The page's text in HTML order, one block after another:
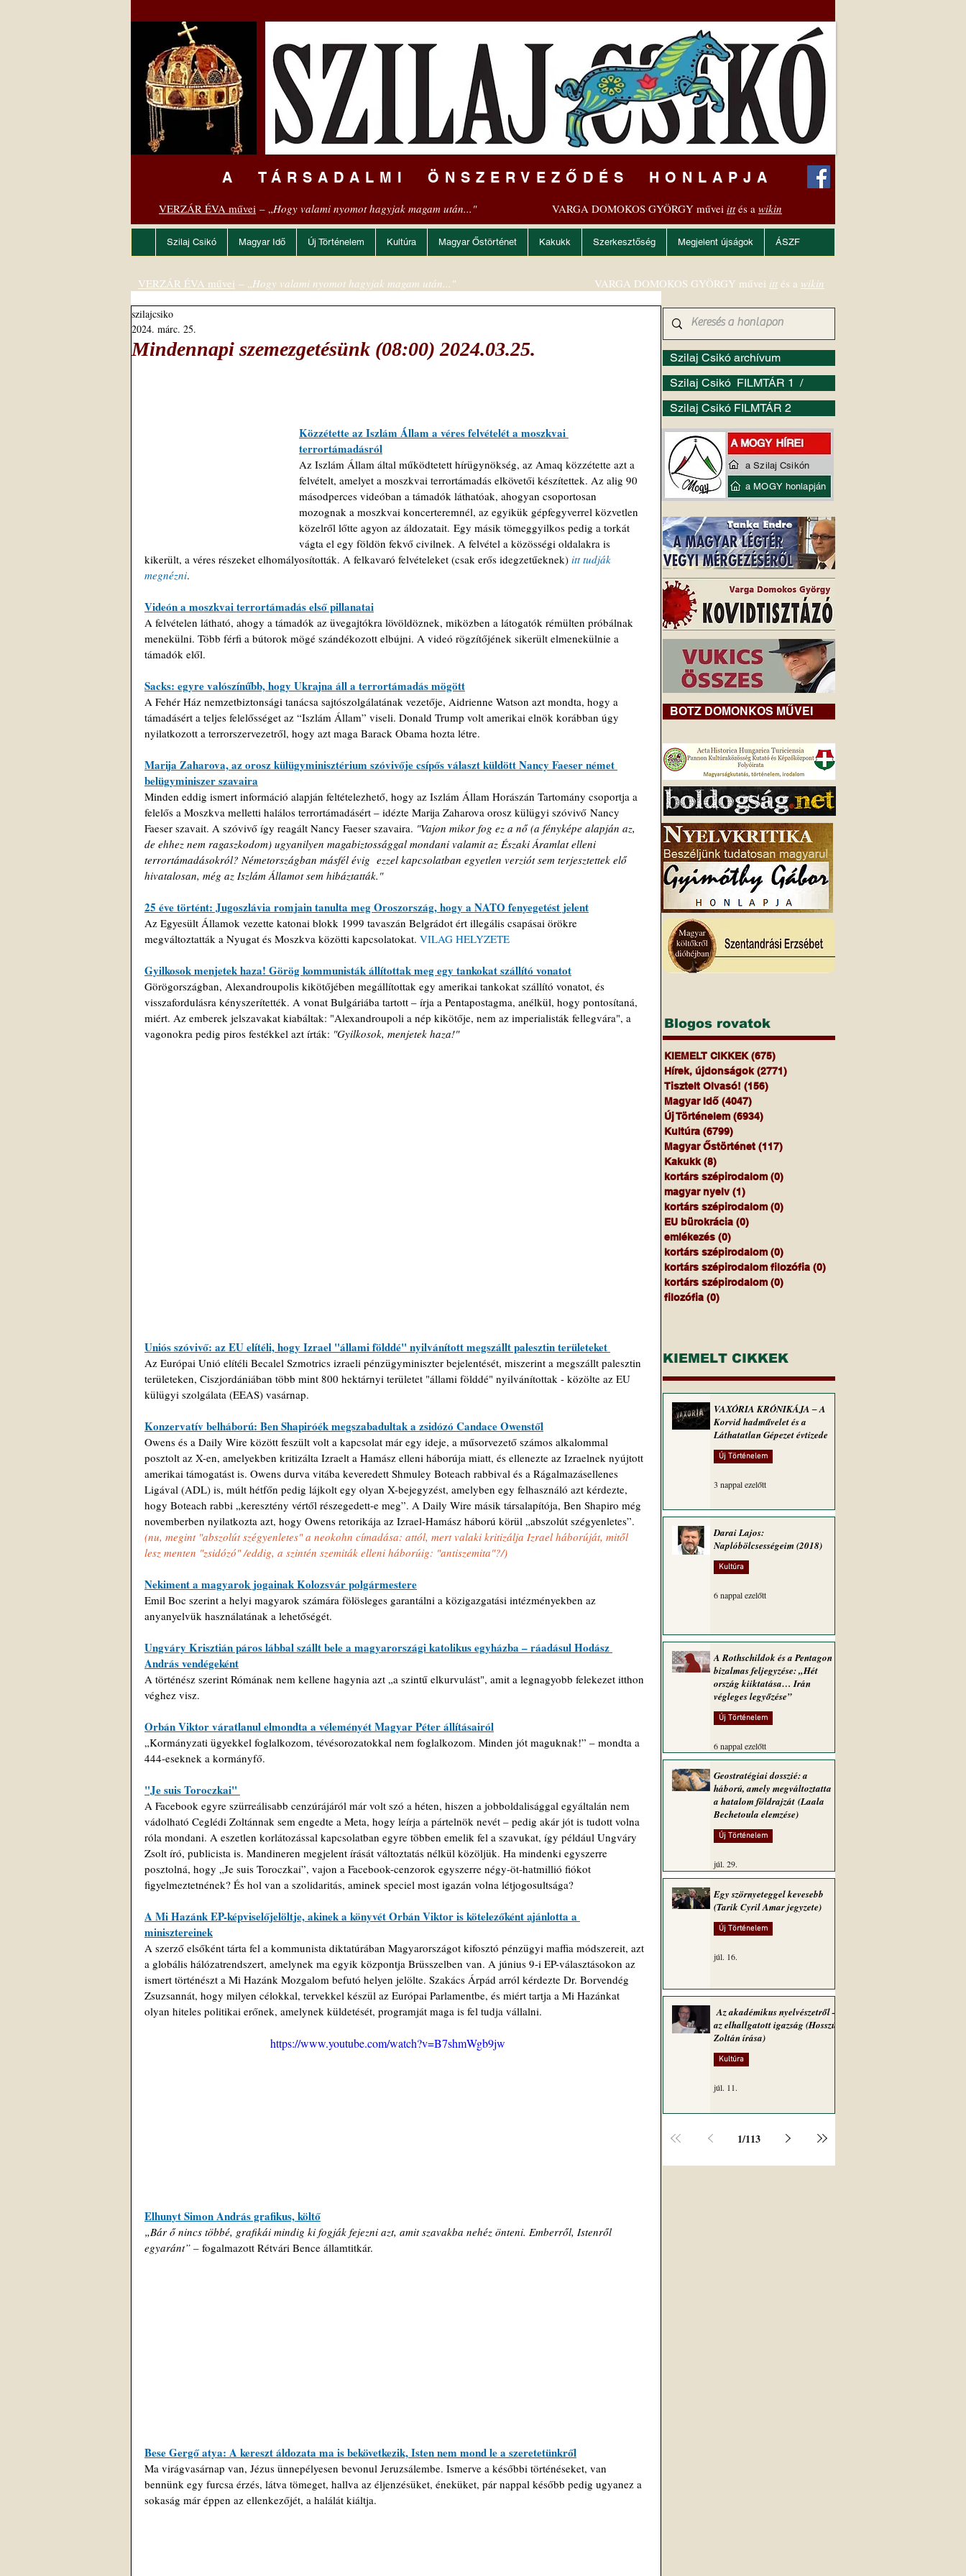
A TÁRSADALMI ÖNSZERVEZŐDÉS HONLAPJA
VERZÁR ÉVA művei – „Hogy valami nyomot hagyjak magam után..." VARGA DOMOKOS GYÖRGY művei ittés a wikin
Szilaj Csikó Magyar Idő Új Történelem Kultúra Magyar Őstörténet Kakukk Szerkesztőség Megjelent újságok ÁSZF
Mindennapi szemezgetésünk (08:00) 2024.03.25.
szilajcsiko
2024. márc. 25.
Közzétette az Iszlám Állam a véres felvételét a moszkvai
terrortámadásról
Az Iszlám Állam által működtetett hírügynökség, az Amaq közzétette azt a
felvételt, amelyet a moszkvai terrortámadás elkövetői készítettek. Az alig 90
másodperces videóban a támadók láthatóak, ahogyan csoportosan
mozognak a moszkvai koncerteremnél, az egyikük gépfegyverrel közvetlen
közelről lőtte agyon az áldozatait. Egy másik tömeggyilkos pedig a torkát
vágta el egy földön fekvő civilnek. A felvétel a közösségi oldalakra is
kikerült, a véres részeket elhomályosították. A felkavaró felvételeket (csak erős idegzetűeknek) itt tudják
megnézni.
Videón a moszkvai terrortámadás első pillanatai
A felvételen látható, ahogy a támadók az üvegajtókra lövöldöznek, miközben a látogatók rémülten próbálnak
menekülni. Több férfi a bútorok mögé szándékozott elbújni. A videó rögzítőjének sikerült elmenekülnie a
támadók elől.
Sacks: egyre valószínűbb, hogy Ukrajna áll a terrortámadás mögött
A Fehér Ház nemzetbiztonsági tanácsa sajtószolgálatának vezetője, Aidrienne Watson azt mondta, hogy a
támadásért a teljes felelősséget az “Iszlám Állam” viseli. Donald Trump volt amerikai elnök korábban úgy
nyilatkozott a terrorszervezetről, hogy azt maga Barack Obama hozta létre.
Marija Zaharova, az orosz külügyminisztérium szóvivője csípős választ küldött Nancy Faeser német
belügyminiszer szavaira
Minden eddig ismert információ alapján feltételezhető, hogy az Iszlám Állam Horászán Tartomány csoportja a
felelős a Moszkva melletti halálos terrortámadásért – idézte Marija Zaharova orosz külügyi szóvivő Nancy
Faeser szavait. A szóvivő így reagált Nancy Faeser szavaira. "Vajon mikor fog ez a nő (a fényképe alapján az,
de ehhez nem ragaszkodom) ugyanilyen magabiztossággal mondani valamit az Északi Áramlat elleni
terrortámadásokról? Németországban másfél évig  ezzel kapcsolatban egyetlen verziót sem terjesztettek elő
hivatalosan, még az Iszlám Államot sem hibáztatták."
25 éve történt: Jugoszlávia romjain tanulta meg Oroszország, hogy a NATO fenyegetést jelent
Az Egyesült Államok vezette katonai blokk 1999 tavaszán Belgrádot ért illegális csapásai örökre
megváltoztatták a Nyugat és Moszkva közötti kapcsolatokat. VILAG HELYZETE
Gyilkosok menjetek haza! Görög kommunisták állítottak meg egy tankokat szállító vonatot
Görögországban, Alexandroupolis kikötőjében megállítottak egy amerikai tankokat szállító vonatot, és
visszafordulásra kényszerítették. A vonat Bulgáriába tartott – írja a Pentapostagma, anélkül, hogy pontosítaná,
miért. Az emberek jelszavakat kiabáltak: "Alexandroupoli a nép kikötője, nem az imperialisták fellegvára", a
vagonokra pedig piros festékkel azt írták: "Gyilkosok, menjetek haza!"
Uniós szóvivő: az EU elítéli, hogy Izrael "állami földdé" nyilvánított megszállt palesztin területeket
Az Európai Unió elítéli Becalel Szmotrics izraeli pénzügyminiszter bejelentését, miszerint a megszállt palesztin
területeken, Ciszjordániában több mint 800 hektárnyi területet "állami földdé" nyilvánítottak - közölte az EU
külügyi szolgálata (EEAS) vasárnap.
Konzervatív belháború: Ben Shapiróék megszabadultak a zsidózó Candace Owenstől
Owens és a Daily Wire között feszült volt a kapcsolat már egy ideje, a műsorvezető számos alkalommal
posztolt az X-en, amelyekben kritizálta Izraelt a Hamász elleni háborúja miatt, és ellenezte az Izraelnek nyújtott
amerikai támogatást is. Owens durva vitába keveredett Shmuley Boteach rabbival és a Rágalmazásellenes
Ligával (ADL) is, múlt hétfőn pedig lájkolt egy olyan X-bejegyzést, amelyben egy felhasználó azt kérdezte,
hogy Boteach rabbi „keresztény vértől részegedett-e meg”. A Daily Wire másik társalapítója, Ben Shapiro még
novemberben nyilatkozta azt, hogy Owens retorikája az Izrael-Hamász háború körül „abszolút szégyenletes”.
(nu, megint "abszolút szégyenletes" a neokohn címadása: attól, mert valaki kritizálja Izrael háborúját, mitől
lesz menten "zsidózó" /eddig, a szintén szemiták elleni háborúig: "antiszemita"?/)
Nekiment a magyarok jogainak Kolozsvár polgármestere
Emil Boc szerint a helyi magyarok számára fölösleges garantálni a közigazgatási intézményekben az
anyanyelvük használatának a lehetőségét.
Ungváry Krisztián páros lábbal szállt bele a magyarországi katolikus egyházba – ráadásul Hodász
András vendégeként
A történész szerint Rómának nem kellene hagynia azt „a szintű elkurvulást", amit a legnagyobb felekezet itthon
véghez visz.
Orbán Viktor váratlanul elmondta a véleményét Magyar Péter állításairól
„Kormányzati ügyekkel foglalkozom, tévésorozatokkal nem foglalkozom. Minden jót maguknak!” – mondta a
444-eseknek a kormányfő.
"Je suis Toroczkai"
A Facebook egyre szürreálisabb cenzúrájáról már volt szó a héten, hiszen a jobboldalisággal egyáltalán nem
vádolható Ceglédi Zoltánnak sem engedte a Meta, hogy leírja a pártelnök nevét – pedig akár jót is tudott volna
róla mondani. A eszetlen korlátozással kapcsolatban egyre többen emelik fel a szavukat, így például Ungváry
Zsolt író, publicista is. Mandineren megjelent írását változtatás nélkül közöljük. Ha mindenki egyszerre
posztolná, hogy „Je suis Toroczkai”, vajon a Facebook-cenzorok egyszerre négy-öt-hatmillió fiókot
figyelmeztetnének? És hol van a szolidaritás, aminek speciel most igazán volna létjogosultsága?
A Mi Hazánk EP-képviselőjelöltje, akinek a könyvét Orbán Viktor is kötelezőként ajánlotta a
minisztereinek
A szerző elsőként tárta fel a kommunista diktatúrában Magyarországot kifosztó pénzügyi maffia módszereit, azt
a globális hálózatrendszert, amelynek ma egyik központja Brüsszelben van. A június 9-i EP-választásokon az
ismert történészt a Mi Hazánk Mozgalom befutó helyen jelölte. Szakács Árpád arról kérdezte Dr. Borvendég
Zsuzsannát, hogy milyen célokkal, tervekkel készül az Európai Parlamentbe, és miért tartja a Mi Hazánkat
olyan hiteles politikai erőnek, amelynek küldetését, programját maga is fel tudja vállalni.
https://www.youtube.com/watch?v=B7shmWgb9jw
Elhunyt Simon András grafikus, költő
„Bár ő nincs többé, grafikái mindig ki fogják fejezni azt, amit szavakba nehéz önteni. Emberről, Istenről
egyaránt” – fogalmazott Rétvári Bence államtitkár.
Bese Gergő atya: A kereszt áldozata ma is bekövetkezik, Isten nem mond le a szeretetünkről
Ma virágvasárnap van, Jézus ünnepélyesen bevonul Jeruzsálembe. Ismerve a későbbi történéseket, van
bennünk egy furcsa érzés, látva tömeget, hallva az éljenzésüket, éneküket, pár nappal később pedig ugyanez a
sokaság már éppen az ellenkezőjét, a halálát kiáltja.
Szilaj Csikó archívum
Szilaj Csikó FILMTÁR 1 /
Szilaj Csikó FILMTÁR 2
VERZÁR ÉVA művei – „Hogy valami nyomot hagyjak magam után..." VARGA DOMOKOS GYÖRGY művei itt és a wikin
BOTZ DOMONKOS MŰVEI
Blogos rovatok
KIEMELT CIKKEK (675)
Hírek, újdonságok (2771)
Tisztelt Olvasó! (156)
Magyar Idő (4047)
Új Történelem (6934)
Kultúra (6799)
Magyar Őstörténet (117)
Kakukk (8)
kortárs szépirodalom (0)
magyar nyelv (1)
kortárs szépirodalom (0)
EU bürokrácia (0)
emlékezés (0)
kortárs szépirodalom (0)
kortárs szépirodalom filozófia (0)
kortárs szépirodalom (0)
filozófia (0)
KIEMELT CIKKEK
VAXÓRIA KRÓNIKÁJA ‒ A
Korvid hadművelet és a
Láthatatlan Gépezet évtizede
Új Történelem
3 nappal ezelőtt
Darai Lajos:
Naplóbölcsességeim (2018)
Kultúra
6 nappal ezelőtt
A Rothschildok és a Pentagon
bizalmas feljegyzése: „Hét
ország kiiktatása… Irán
végleges legyőzése”
Új Történelem
6 nappal ezelőtt
Geostratégiai dosszié: a
háború, amely megváltoztatta
a hatalom földrajzát (Laala
Bechetoula elemzése)
Új Történelem
júl. 29.
Egy szörnyeteggel kevesebb
(Tarik Cyril Amar jegyzete)
Új Történelem
júl. 16.
Az akadémikus nyelvészetről –
az elhallgatott igazság (Hosszú
Zoltán írása)
Kultúra
júl. 11.
1/113
a Szilaj Csikón
a MOGY honlapján